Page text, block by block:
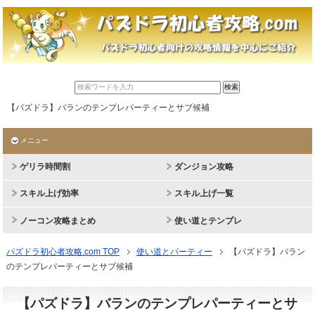
【パズドラ】バランのテンプレパーティーとサブ候補
メニュー
ゲリラ時間割 ダンジョン攻略
スキル上げ効率 スキル上げ一覧
ノーコン攻略まとめ 使い道とテンプレ
パズドラ初心者攻略.com TOP 使い道とパーティー
【パズドラ】バラン
のテンプレパーティーとサブ候補
【パズドラ】バランのテンプレパーティーとサ